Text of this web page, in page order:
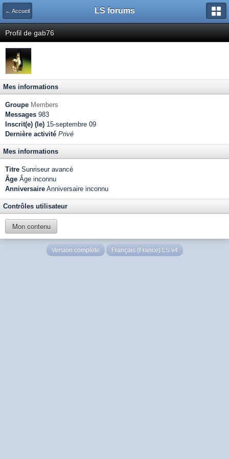
← Accueil LS forums
Profil de gab76
Mes informations
Groupe Members
Messages 983
Inscrit(e) (le) 15-septembre 09
Dernière activité Privé
Mes informations
Titre Sunriseur avancé
Âge Âge inconnu
Anniversaire Anniversaire inconnu
Contrôles utilisateur
Mon contenu
Version complète Français (France) LS v4